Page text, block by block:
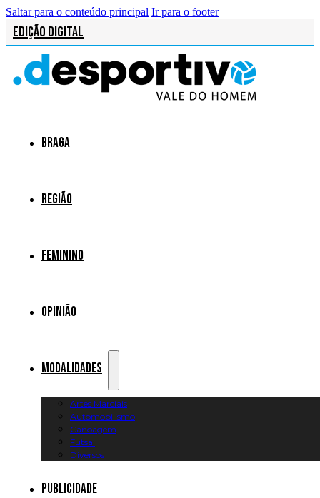
Saltar para o conteúdo principal Ir para o footer
Edição Digital
Braga
Região
Feminino
Opinião
Modalidades
Artes Marciais
Automobilismo
Canoagem
Futsal
Diversos
Publicidade